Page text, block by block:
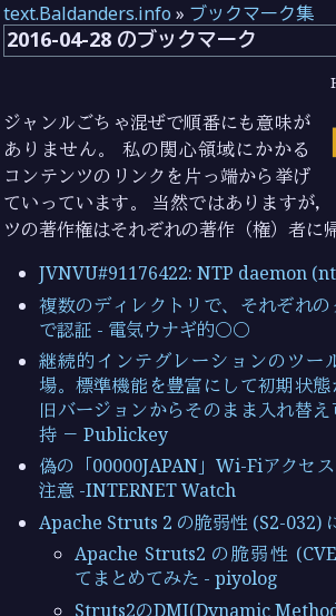
text.Baldanders.info » ブックマーク集
2016-04-28 のブックマーク
ジャンルごちゃ混ぜで順番にも意味が
ありません。 私の関心領域にかかる
コンテンツのリンクを片っ端から挙げ
ていっています。 当然ではありますが
ツの著作権はそれぞれの著作（権）者に
JVNVU#91176422: NTP daemon
複数のディレクトリで、それぞれ
で認証 - 電気ウナギ的○○
継続的インテグレーションのツー
場。標準機能を豊富にして初期状態
旧バージョンからそのまま入れ替
持 － Publickey
偽の「00000JAPAN」Wi-Fiアクセ
注意 -INTERNET Watch
Apache Struts 2 の脆弱性 (S2-032)
Apache Struts2 の脆弱性
てまとめてみた - piyolog
Struts2のDMI(Dynamic